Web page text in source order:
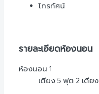
โทรทัศน์
รายละเอียดห้องนอน
ห้องนอน 1
เตียง 5 ฟุต 2 เตียง